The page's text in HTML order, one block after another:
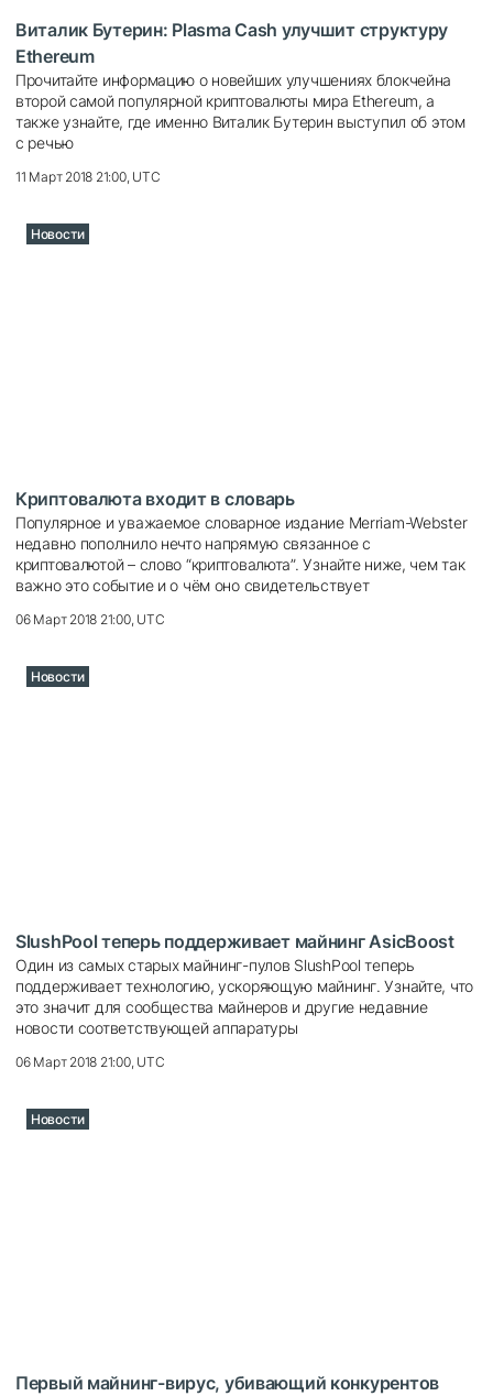
Виталик Бутерин: Plasma Cash улучшит структуру
Ethereum
Прочитайте информацию о новейших улучшениях блокчейна
второй самой популярной криптовалюты мира Ethereum, а
также узнайте, где именно Виталик Бутерин выступил об этом
с речью
11 Март 2018 21:00, UTC
Новости
Криптовалюта входит в словарь
Популярное и уважаемое словарное издание Merriam-Webster
недавно пополнило нечто напрямую связанное с
криптовалютой – слово “криптовалюта”. Узнайте ниже, чем так
важно это событие и о чём оно свидетельствует
06 Март 2018 21:00, UTC
Новости
SlushPool теперь поддерживает майнинг AsicBoost
Один из самых старых майнинг-пулов SlushPool теперь
поддерживает технологию, ускоряющую майнинг. Узнайте, что
это значит для сообщества майнеров и другие недавние
новости соответствующей аппаратуры
06 Март 2018 21:00, UTC
Новости
Первый майнинг-вирус, убивающий конкурентов